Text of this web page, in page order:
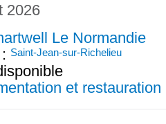
2026
Le Normandie
: Saint-Jean-sur-Richelieu
et restauration